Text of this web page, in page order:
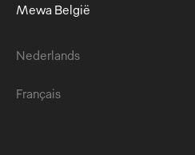
Mewa België
Nederlands
Français